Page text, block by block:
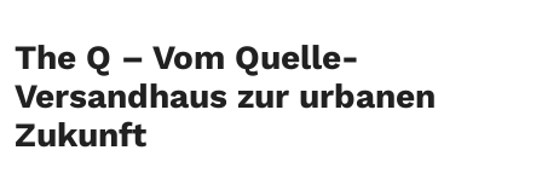
The Q – Vom Quelle-
Versandhaus zur urbanen
Zukunft